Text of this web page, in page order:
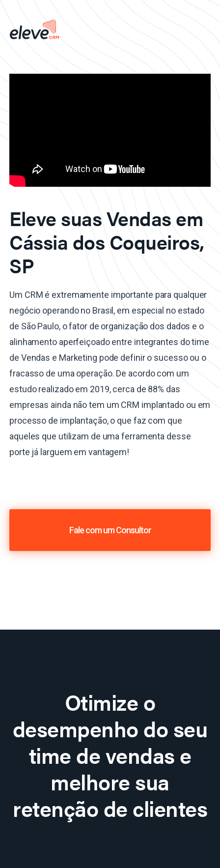
Eleve suas Vendas em
Cássia dos Coqueiros,
SP
Um CRM é extremamente importante para qualquer
negócio operando no Brasil, em especial no estado
de São Paulo, o fator de organização dos dados e o
alinhamento aperfeiçoado entre integrantes do time
de Vendas e Marketing pode definir o sucesso ou o
fracasso de uma operação. De acordo com um
estudo realizado em 2019, cerca de 88% das
empresas ainda não tem um CRM implantado ou em
processo de implantação, o que faz com que
aqueles que utilizam de uma ferramenta desse
porte já larguem em vantagem!
Fale com um Consultor
Otimize o
desempenho do seu
time de vendas e
melhore sua
retenção de clientes